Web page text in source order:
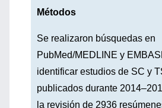
Métodos
Se realizaron búsquedas en
PubMed/MEDLINE y
identificar estudios de SC y
publicados durante
la revisión de 2936